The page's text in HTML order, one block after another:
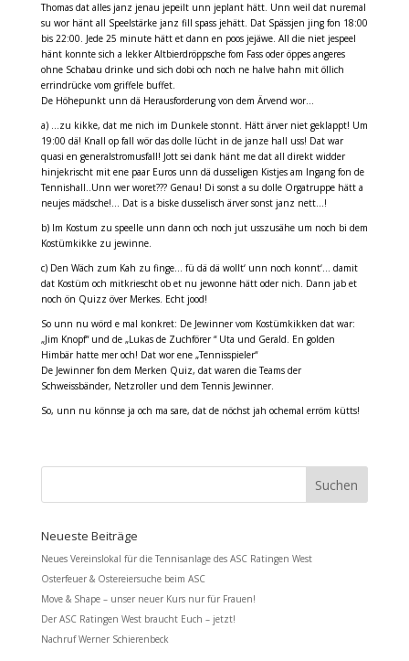
Thomas dat alles janz jenau jepeilt unn jeplant hätt. Unn weil dat nuremal
su wor hänt all Speelstärke janz fill spass jehätt. Dat Spässjen jing fon 18:00
bis 22:00. Jede 25 minute hätt et dann en poos jejäwe. All die niet jespeel
hänt konnte sich a lekker Altbierdröppsche fom Fass oder öppes angeres
ohne Schabau drinke und sich dobi och noch ne halve hahn mit öllich
errindrücke vom griffele buffet.
De Höhepunkt unn dä Herausforderung von dem Ärvend wor…
a) …zu kikke, dat me nich im Dunkele stonnt. Hätt ärver niet geklappt! Um
19:00 dä! Knall op fall wör das dolle lücht in de janze hall uss! Dat war
quasi en generalstromusfall! Jott sei dank hänt me dat all direkt widder
hinjekrischt mit ene paar Euros unn dä dusseligen Kistjes am Ingang fon de
Tennishall..Unn wer woret??? Genau! Di sonst a su dolle Orgatruppe hätt a
neujes mädsche!… Dat is a biske dusselisch ärver sonst janz nett…!
b) Im Kostum zu speelle unn dann och noch jut usszusähe um noch bi dem
Kostümkikke zu jewinne.
c) Den Wäch zum Kah zu finge… fü dä dä wollt‘ unn noch konnt‘… damit
dat Kostüm och mitkriescht ob et nu jewonne hätt oder nich. Dann jab et
noch ön Quizz över Merkes. Echt jood!
So unn nu wörd e mal konkret: De Jewinner vom Kostümkikken dat war:
„Jim Knopf“ und de „Lukas de Zuchförer “ Uta und Gerald. En golden
Himbär hatte mer och! Dat wor ene „Tennisspieler“
De Jewinner fon dem Merken Quiz, dat waren die Teams der
Schweissbänder, Netzroller und dem Tennis Jewinner.
So, unn nu könnse ja och ma sare, dat de nöchst jah ochemal erröm kütts!
Neueste Beiträge
Neues Vereinslokal für die Tennisanlage des ASC Ratingen West
Osterfeuer & Ostereiersuche beim ASC
Move & Shape – unser neuer Kurs nur für Frauen!
Der ASC Ratingen West braucht Euch – jetzt!
Nachruf Werner Schierenbeck